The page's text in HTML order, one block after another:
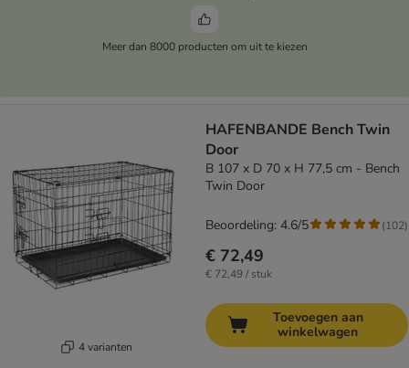
Meer dan 8000 producten om uit te kiezen
4 varianten
HAFENBANDE Bench Twin
Door
B 107 x D 70 x H 77,5 cm - Bench
Twin Door
€ 72,49
€ 72,49 / stuk
Beoordeling: 4.6/5 (102)
Toevoegen aan
winkelwagen